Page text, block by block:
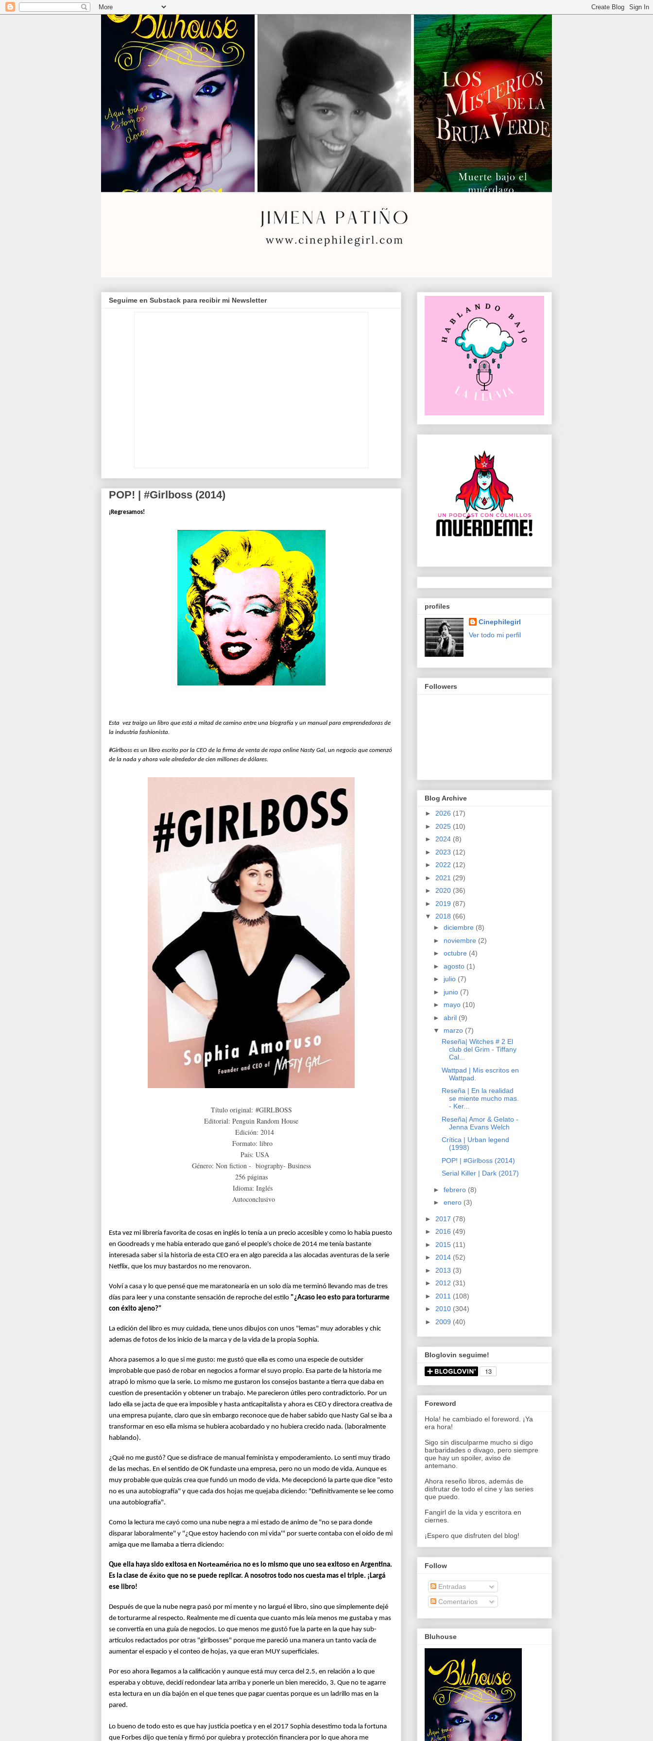
Seguime en Substack para recibir mi Newsletter
POP! | #Girlboss (2014)
¡Regresamos!
Esta vez traigo un libro que está a mitad de camino entre una biografía y un manual para emprendedoras de
la industria fashionista.
#Girlboss es un libro escrito por la CEO de la firma de venta de ropa online Nasty Gal, un negocio que comenzó
de la nada y ahora vale alrededor de cien millones de dólares.
Título original: #GIRLBOSS
Editorial: Penguin Random House
Edición: 2014
Formato: libro
País: USA
Género: Non fiction - biography- Business
256 páginas
Idioma: Inglés
Autoconclusivo
Esta vez mi librería favorita de cosas en inglés lo tenía a un precio accesible y como lo habia puesto
en Goodreads y me habia enterado que ganó el people's choice de 2014 me tenía bastante
interesada saber si la historia de esta CEO era en algo parecida a las alocadas aventuras de la serie
Netflix, que los muy bastardos no me renovaron.
Volví a casa y lo que pensé que me maratonearía en un solo día me terminó llevando mas de tres
días para leer y una constante sensación de reproche del estilo "¿Acaso leo esto para torturarme
con éxito ajeno?"
La edición del libro es muy cuidada, tiene unos dibujos con unos "lemas" muy adorables y chic
ademas de fotos de los inicio de la marca y de la vida de la propia Sophia.
Ahora pasemos a lo que si me gusto: me gustó que ella es como una especie de outsider
improbable que pasó de robar en negocios a formar el suyo propio. Esa parte de la historia me
atrapó lo mismo que la serie. Lo mismo me gustaron los consejos bastante a tierra que daba en
cuestion de presentación y obtener un trabajo. Me parecieron útiles pero contradictorio. Por un
lado ella se jacta de que era imposible y hasta anticapitalista y ahora es CEO y directora creativa de
una empresa pujante, claro que sin embargo reconoce que de haber sabido que Nasty Gal se iba a
transformar en eso ella misma se hubiera acobardado y no hubiera crecido nada. (laboralmente
hablando).
¿Qué no me gustó? Que se disfrace de manual feminista y empoderamiento. Lo senti muy tirado
de las mechas. En el sentido de OK fundaste una empresa, pero no un modo de vida. Aunque es
muy probable que quizás crea que fundó un modo de vida. Me decepcionó la parte que dice "esto
no es una autobiografía" y que cada dos hojas me quejaba diciendo: "Definitivamente se lee como
una autobiografía".
Como la lectura me cayó como una nube negra a mi estado de animo de "no se para donde
disparar laboralmente" y "¿Que estoy haciendo con mi vida'" por suerte contaba con el oído de mi
amiga que me llamaba a tierra diciendo:
Que ella haya sido exitosa en Norteamérica no es lo mismo que uno sea exitoso en Argentina.
Es la clase de éxito que no se puede replicar. A nosotros todo nos cuesta mas el triple. ¡Largá
ese libro!
Después de que la nube negra pasó por mi mente y no largué el libro, sino que simplemente dejé
de torturarme al respecto. Realmente me di cuenta que cuanto más leía menos me gustaba y mas
se convertía en una guía de negocios. Lo que menos me gustó fue la parte en la que hay sub-
artículos redactados por otras "girlbosses" porque me pareció una manera un tanto vacía de
aumentar el espacio y el conteo de hojas, ya que eran MUY superficiales.
Por eso ahora llegamos a la calificación y aunque está muy cerca del 2.5, en relación a lo que
esperaba y obtuve, decidí redondear lata arriba y ponerle un bien merecido, 3. Que no te agarre
esta lectura en un día bajón en el que tenes que pagar cuentas porque es un ladrillo mas en la
pared.
Lo bueno de todo esto es que hay justicia poetica y en el 2017 Sophia desestimo toda la fortuna
que Forbes dijo que tenía y firmó por quiebra y protección financiera por lo que ahora me
profiles
Cinephilegirl
Ver todo mi perfil
Followers
Blog Archive
► 2026 (17)
► 2025 (10)
► 2024 (8)
► 2023 (12)
► 2022 (12)
► 2021 (29)
► 2020 (36)
► 2019 (87)
▼ 2018 (66)
► diciembre (8)
► noviembre (2)
► octubre (4)
► agosto (1)
► julio (7)
► junio (7)
► mayo (10)
► abril (9)
▼ marzo (7)
Reseña| Witches # 2 El
club del Grim - Tiffany
Cal...
Wattpad | Mis escritos en
Wattpad.
Reseña | En la realidad
se miente mucho mas.
- Ker...
Reseña| Amor & Gelato -
Jenna Evans Welch
Crítica | Urban legend
(1998)
POP! | #Girlboss (2014)
Serial Killer | Dark (2017)
► febrero (8)
► enero (3)
► 2017 (78)
► 2016 (49)
► 2015 (11)
► 2014 (52)
► 2013 (3)
► 2012 (31)
► 2011 (108)
► 2010 (304)
► 2009 (40)
Bloglovin seguime!
Foreword
Hola! he cambiado el foreword. ¡Ya
era hora!
Sigo sin disculparme mucho si digo
barbaridades o divago, pero siempre
que hay un spoiler, aviso de
antemano.
Ahora reseño libros, además de
disfrutar de todo el cine y las series
que puedo.
Fangirl de la vida y escritora en
ciernes.
¡Espero que disfruten del blog!
Follow
Entradas
Comentarios
Bluhouse